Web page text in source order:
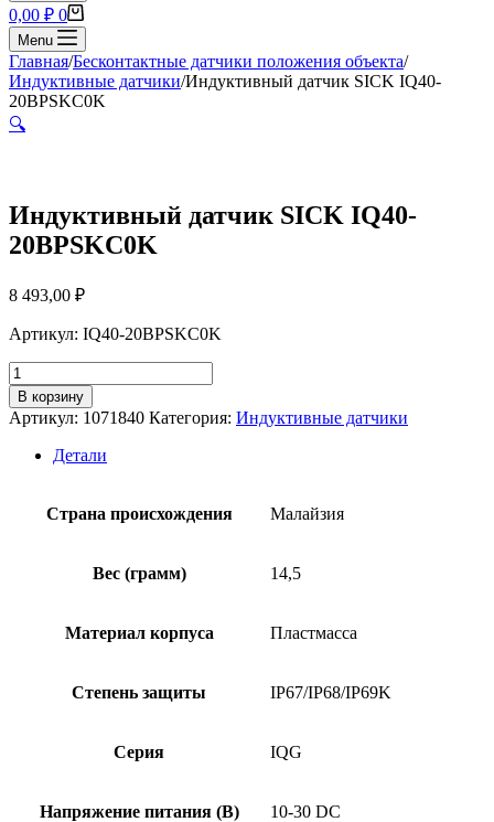
Корзина
0,00 ₽ 0
Menu
Главная/Бесконтактные датчики положения объекта/
Индуктивные датчики/Индуктивный датчик SICK IQ40-
20BPSKC0K
🔍
Индуктивный датчик SICK IQ40-
20BPSKC0K
8 493,00 ₽
Артикул: IQ40-20BPSKC0K
Количество
товара
Индуктивный
датчик
SICK
В корзину
Артикул: 1071840 Категория: Индуктивные датчики
Детали
Страна происхождения Малайзия
Вес (грамм) 14,5
Материал корпуса Пластмасса
Степень защиты IP67/IP68/IP69K
Серия IQG
Напряжение питания (В) 10-30 DC